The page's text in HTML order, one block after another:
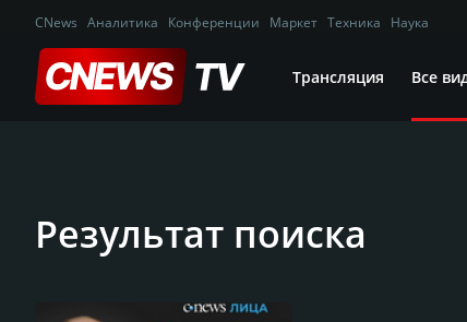
CNews Аналитика Конференции Маркет Техника Наука
Трансляция Все
Результат поиска